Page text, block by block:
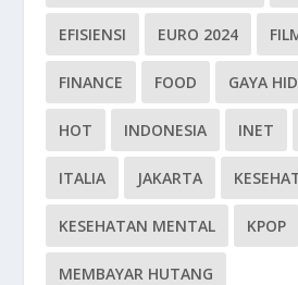
EFISIENSI EURO 2024
FINANCE FOOD GAYA
HOT INDONESIA INET
ITALIA JAKARTA
KESEHATAN MENTAL KPOP
MEMBAYAR HUTANG